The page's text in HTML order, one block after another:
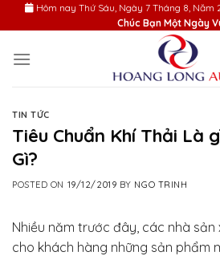
to
Hôm nay Thứ Sáu, Ngày 7 Tháng 8, Năm
Chúc Bạn Một Ngày
TIN TỨC
Tiêu Chuẩn Khí Thải Là
Gì?
POSTED ON 19/12/2019 BY NGO TRINH
Nhiều năm trước đây, các nhà sản
cho khách hàng những sản phẩm